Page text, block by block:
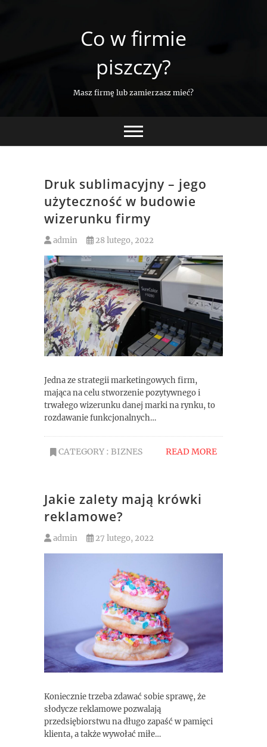
Co w firmie
piszczy?
Masz firmę lub zamierzasz mieć?
Druk sublimacyjny – jego
użyteczność w budowie
wizerunku firmy
admin 28 lutego, 2022
Jedna ze strategii marketingowych firm,
mająca na celu stworzenie pozytywnego i
trwałego wizerunku danej marki na rynku, to
rozdawanie funkcjonalnych…
CATEGORY : BIZNES READ MORE
Jakie zalety mają krówki
reklamowe?
admin 27 lutego, 2022
Koniecznie trzeba zdawać sobie sprawę, że
słodycze reklamowe pozwalają
przedsiębiorstwu na długo zapaść w pamięci
klienta, a także wywołać miłe…